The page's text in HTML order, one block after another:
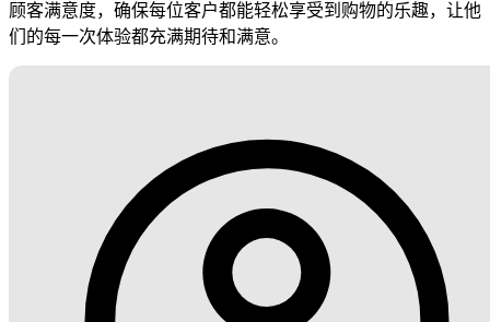
顾客满意度，确保每位客户都能轻松享受到购物的乐趣，让他
们的每一次体验都充满期待和满意。